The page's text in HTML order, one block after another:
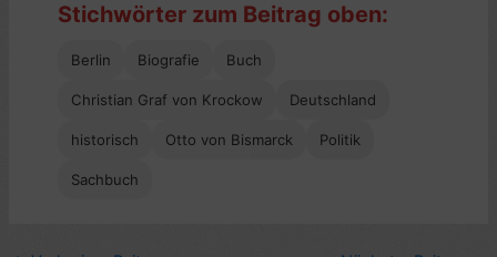
Stichwörter zum Beitrag oben:
Berlin Biografie Buch
Christian Graf von Krockow Deutschland
historisch Otto von Bismarck Politik
Sachbuch